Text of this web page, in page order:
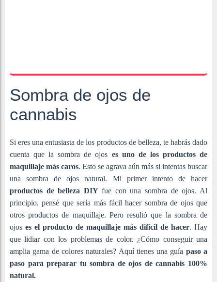
Sombra de ojos de
cannabis
Si eres una entusiasta de los productos de belleza, te habrás dado
cuenta que la sombra de ojos es uno de los productos de
maquillaje más caros. Esto se agrava aún más si intentas buscar
una sombra de ojos natural. Mi primer intento de hacer
productos de belleza DIY fue con una sombra de ojos. Al
principio, pensé que sería más fácil hacer sombra de ojos que
otros productos de maquillaje. Pero resultó que la sombra de
ojos es el producto de maquillaje más difícil de hacer. Hay
que lidiar con los problemas de color. ¿Cómo conseguir una
amplia gama de colores naturales? Aquí tienes una guía paso a
paso para preparar tu sombra de ojos de cannabis 100%
natural.